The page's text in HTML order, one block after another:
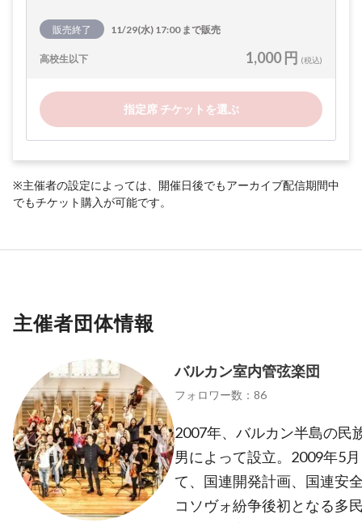
販売終了 11/29(水) 17:00 まで販売
高校生以下 1,000 円 (税込)
指定席 チケットを選ぶ
※主催者の設定によっては、開催日後でもアーカイブ配信期間中
でもチケット購入が可能です。
主催者団体情報
バルカン室内管弦楽団
フォロワー数：86
2007年、バルカン半島の民
男によって設立。2009年5
て、国連開発計画、国連安
コソヴォ紛争後初となる多